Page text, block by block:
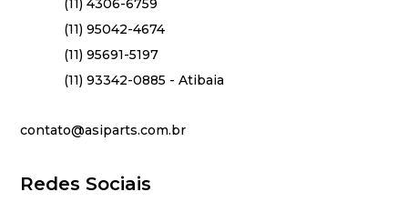
(11) 4306-6759
(11) 95042-4674
(11) 95691-5197
(11) 93342-0885 - Atibaia
contato@asiparts.com.br
Redes Sociais